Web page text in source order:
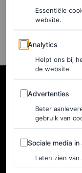
Essentiële
website.
Analytics
Analytics
Helpt ons bij
de website.
Advertenties
Advertenties
Beter
gebruik van
Sociale media in
Sociale media in
Laten zien van